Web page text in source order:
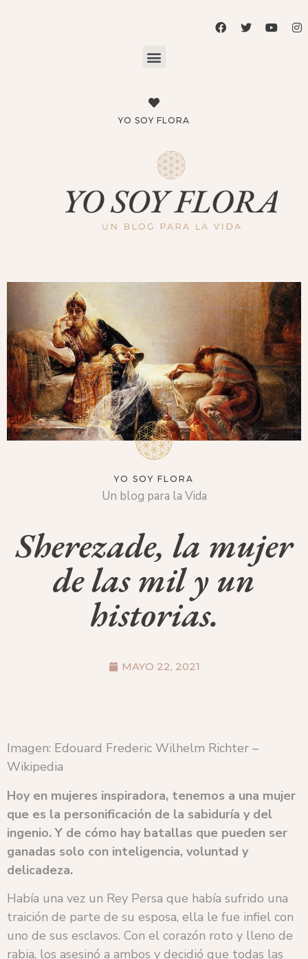
YO SOY FLORA
YO SOY FLORA
Un blog para la Vida
Sherezade, la mujer
de las mil y un
historias.
MAYO 22, 2021
Imagen: Edouard Frederic Wilhelm Richter –
Wikipedia
Hoy en mujeres inspiradora, tenemos a una mujer
que es la personificación de la sabiduría y del
ingenio. Y de cómo hay batallas que pueden ser
ganadas solo con inteligencia, voluntad y
delicadeza.
Había una vez un Rey Persa que había sufrido una
traición de parte de su esposa, ella le fue infiel con
uno de sus esclavos. Con el corazón roto y lleno de
rabia, los asesinó a ambos y decidió que todas las